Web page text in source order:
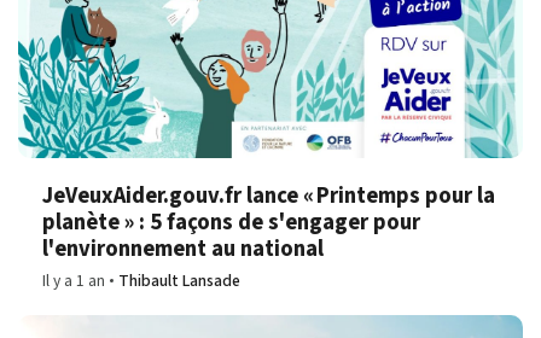
JeVeuxAider.gouv.fr lance « Printemps pour la
planète » : 5 façons de s'engager pour
l'environnement au national
Il y a 1 an Thibault Lansade